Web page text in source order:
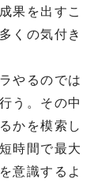
果を出すこ
くの気付き
やるのでは
う。その中
かを模索し
時間で最大
意識するよ